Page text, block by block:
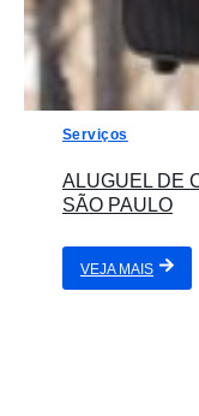
Serviços
ALUGUEL DE
SÃO PAULO
VEJA MAIS